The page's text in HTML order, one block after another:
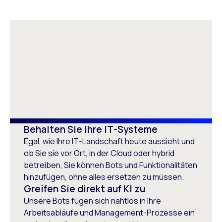
weitergeben können.“
Skye Jacometti
Vorsitzende des WFM Governance
Committee, Serco Asia Pacific,
Behalten Sie Ihre IT-Systeme
Egal, wie Ihre IT-Landschaft heute aussieht und
ob Sie sie vor Ort, in der Cloud oder hybrid
betreiben, Sie können Bots und Funktionalitäten
hinzufügen, ohne alles ersetzen zu müssen.
Greifen Sie direkt auf KI zu
Unsere Bots fügen sich nahtlos in Ihre
Arbeitsabläufe und Management-Prozesse ein